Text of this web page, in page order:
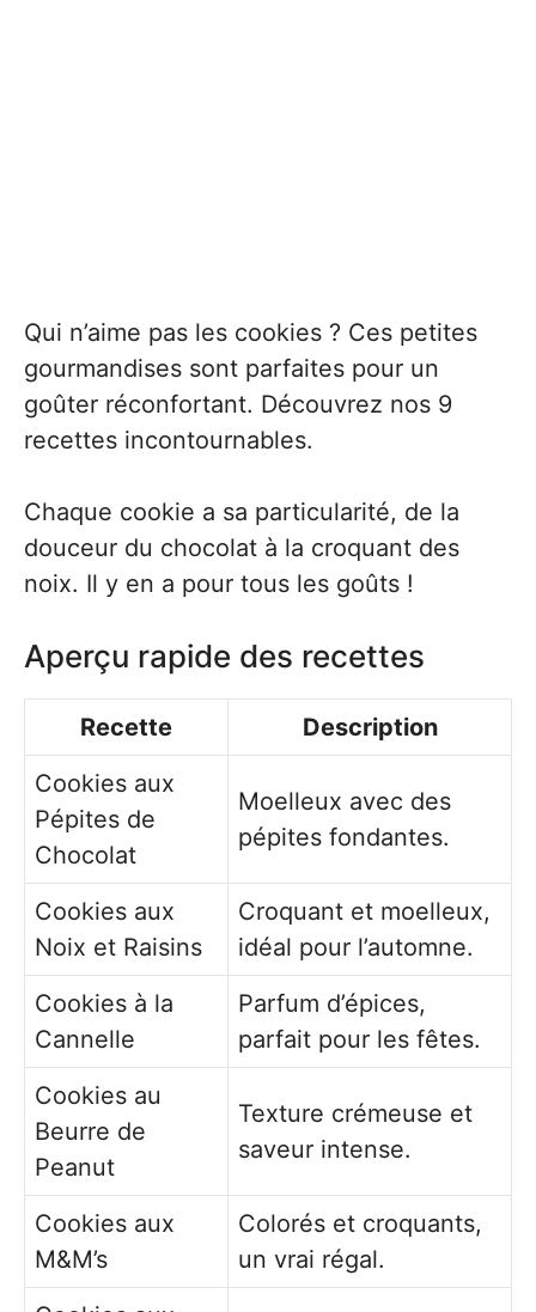
Qui n’aime pas les cookies ? Ces petites
gourmandises sont parfaites pour un
goûter réconfortant. Découvrez nos 9
recettes incontournables.
Chaque cookie a sa particularité, de la
douceur du chocolat à la croquant des
noix. Il y en a pour tous les goûts !
Aperçu rapide des recettes
Recette
Description
Cookies aux
Pépites de
Chocolat
Moelleux avec des
pépites fondantes.
Cookies aux
Noix et Raisins
Croquant et moelleux,
idéal pour l’automne.
Cookies à la
Cannelle
Parfum d’épices,
parfait pour les fêtes.
Cookies au
Beurre de
Peanut
Texture crémeuse et
saveur intense.
Cookies aux
M&M’s
Colorés et croquants,
un vrai régal.